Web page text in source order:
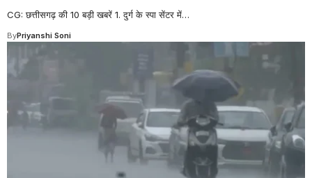
CG: छत्तीसगढ़ की 10 बड़ी खबरें 1. दुर्ग के स्पा सेंटर में…
ByPriyanshi Soni